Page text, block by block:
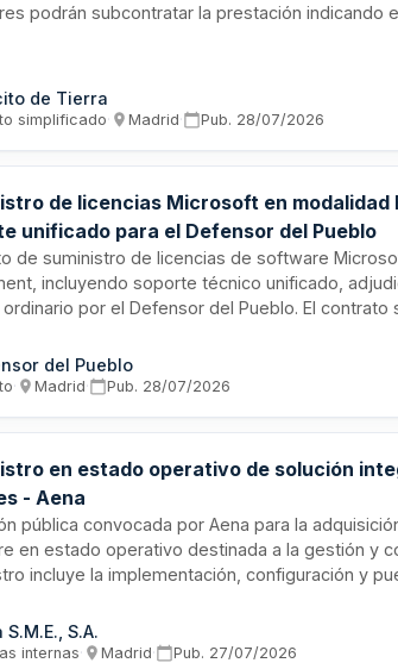
podrán subcontratar la prestación indicando
de Tierra
simplificado· Madrid· Pub. 28/07/2026
de licencias Microsoft en
unificado para el Defensor del Pueblo
de suministro de licencias de software
incluyendo soporte técnico unificado,
por el Defensor del Pueblo. El
del organismo contratante.
del Pueblo
· Madrid· Pub. 28/07/2026
en estado operativo de solución
- Aena
pública convocada por Aena para la
en estado operativo destinada a la gestión y
incluye la implementación, configuración y
de los aeropuertos. La solución deberá estar
para su uso inmediato por parte de la entidad
S.M.E., S.A.
internas· Madrid· Pub. 27/07/2026